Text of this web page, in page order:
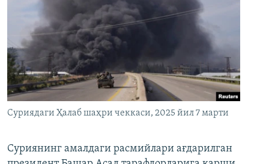
Суриядаги Ҳалаб шаҳри чеккаси, 2025 йил 7 марти
Суриянинг амалдаги расмийлари ағдарилган